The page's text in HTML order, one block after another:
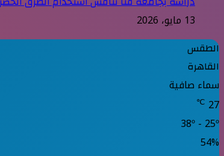
13 مايو، 2026
الطقس
القاهرة
سماء صافية
27
℃
38º - 25º
54%